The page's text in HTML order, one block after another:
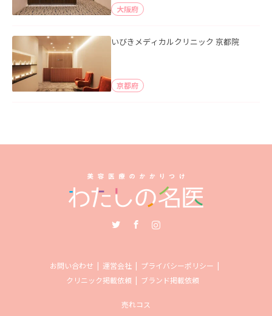
大阪府
いびきメディカルクリニック 京都院
京都府
お問い合わせ 運営会社
プライバシーポリシー
クリニック掲載依頼
ブランド掲載依頼
売れコス